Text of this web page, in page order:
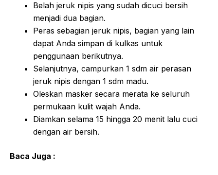
Belah jeruk nipis yang sudah dicuci bersih
menjadi dua bagian.
Peras sebagian jeruk nipis, bagian yang lain
dapat Anda simpan di kulkas untuk
penggunaan berikutnya.
Selanjutnya, campurkan 1 sdm air perasan
jeruk nipis dengan 1 sdm madu.
Oleskan masker secara merata ke seluruh
permukaan kulit wajah Anda.
Diamkan selama 15 hingga 20 menit lalu cuci
dengan air bersih.
Baca Juga :